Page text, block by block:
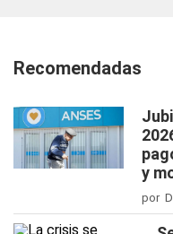
Recomendadas
y
por